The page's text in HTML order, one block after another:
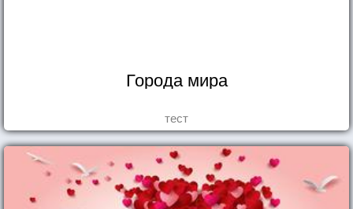
Города мира
тест